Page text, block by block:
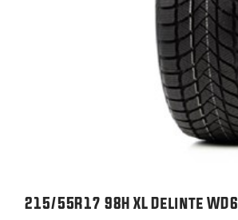
215/55R17 98H XL Delinte WD6